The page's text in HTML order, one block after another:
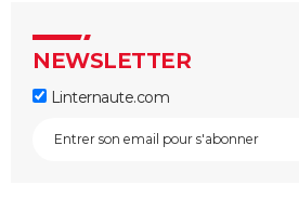
NEWSLETTER
Linternaute.com